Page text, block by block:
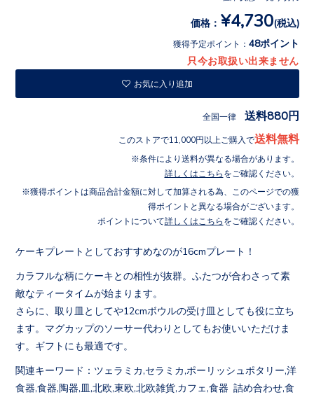
価格： ¥4,730(税込)
獲得予定ポイント： 48ポイント
只今お取扱い出来ません
お気に入り追加
全国一律 送料880円
このストアで11,000円以上ご購入で送料無料
条件により送料が異なる場合があります。
詳しくはこちら をご確認ください。
獲得ポイントは商品合計金額に対して加算される為、このページでの獲
得ポイントと異なる場合がございます。
ポイントについて詳しくはこちら をご確認ください。
ケーキプレートとしておすすめなのが16cmプレート！
カラフルな柄にケーキとの相性が抜群。ふたつが合わさって素
敵なティータイムが始まります。
さらに、取り皿としてや12cmボウルの受け皿としても役に立ち
ます。マグカップのソーサー代わりとしてもお使いいただけま
す。ギフトにも最適です。
関連キーワード：ツェラミカ,セラミカ,ポーリッシュポタリー,洋
食器,食器,陶器,皿,北欧,東欧,北欧雑貨,カフェ,食器 詰め合わせ,食